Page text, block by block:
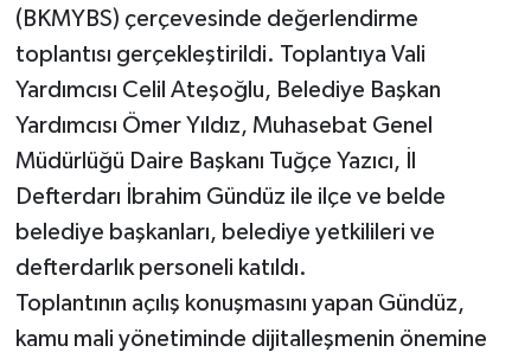
(BKMYBS) çerçevesinde değerlendirme
toplantısı gerçekleştirildi. Toplantıya Vali
Yardımcısı Celil Ateşoğlu, Belediye Başkan
Yardımcısı Ömer Yıldız, Muhasebat Genel
Müdürlüğü Daire Başkanı Tuğçe Yazıcı, İl
Defterdarı İbrahim Gündüz ile ilçe ve belde
belediye başkanları, belediye yetkilileri ve
defterdarlık personeli katıldı.
Toplantının açılış konuşmasını yapan Gündüz,
kamu mali yönetiminde dijitalleşmenin önemine